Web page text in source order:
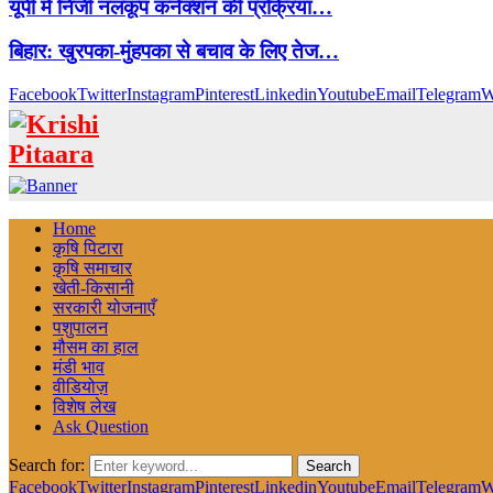
यूपी में निजी नलकूप कनेक्शन की प्रक्रिया…
बिहार: खुरपका-मुंहपका से बचाव के लिए तेज…
FacebookTwitterInstagramPinterestLinkedinYoutubeEmailTelegram
Home
कृषि पिटारा
कृषि समाचार
खेती-किसानी
सरकारी योजनाएँ
पशुपालन
मौसम का हाल
मंडी भाव
वीडियोज़
विशेष लेख
Ask Question
Search for: Search
FacebookTwitterInstagramPinterestLinkedinYoutubeEmailTelegram